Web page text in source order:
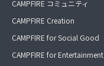
CAMPFIRE コミュニティ
CAMPFIRE Creation
CAMPFIRE for Social Good
CAMPFIRE for Entertainment